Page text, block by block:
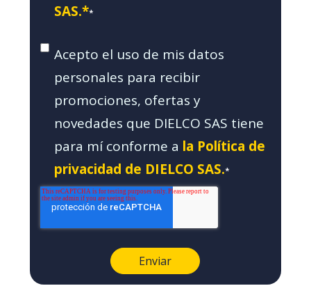
SAS.**
Acepto el uso de mis datos
personales para recibir
promociones, ofertas y
novedades que DIELCO SAS tiene
para mí conforme a la Política de
privacidad de DIELCO SAS.*